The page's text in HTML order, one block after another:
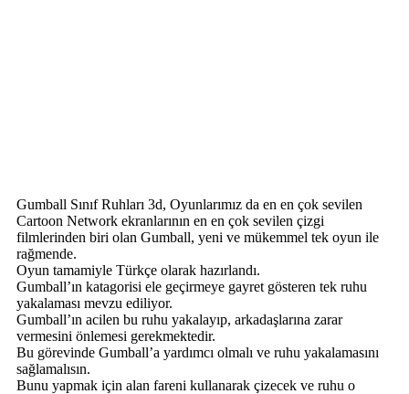
Gumball Sınıf Ruhları 3d, Oyunlarımız da en en çok sevilen
Cartoon Network ekranlarının en en çok sevilen çizgi
filmlerinden biri olan Gumball, yeni ve mükemmel tek oyun ile
rağmende.
Oyun tamamiyle Türkçe olarak hazırlandı.
Gumball’ın katagorisi ele geçirmeye gayret gösteren tek ruhu
yakalaması mevzu ediliyor.
Gumball’ın acilen bu ruhu yakalayıp, arkadaşlarına zarar
vermesini önlemesi gerekmektedir.
Bu görevinde Gumball’a yardımcı olmalı ve ruhu yakalamasını
sağlamalısın.
Bunu yapmak için alan fareni kullanarak çizecek ve ruhu o